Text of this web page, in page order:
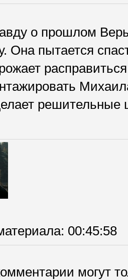
о прошлом
Она пытается
решительные
: 00:45:58
могут